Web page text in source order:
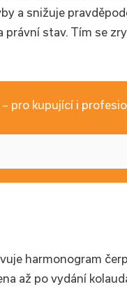
a snižuje
stav. Tím se
pro kupující i
harmonogram
až po vydání